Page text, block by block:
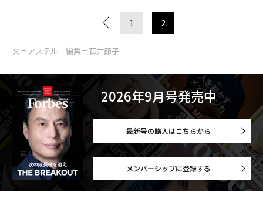
1 2
文＝アステル 編集＝石井節子
2026年9月号発売中
最新号の購入はこちらから
メンバーシップに登録する